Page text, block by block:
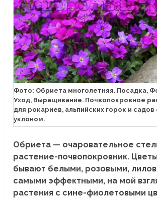
Фото: Обриета многолетняя. Посадка,
Уход, Выращивание. Почвопокровное
для рокариев, альпийских горок и садов
уклоном.
Обриета — очаровательное
растение-почвопокровник.
бывают белыми, розовыми,
самыми эффектными, на мой
растения с сине-фиолетовыми